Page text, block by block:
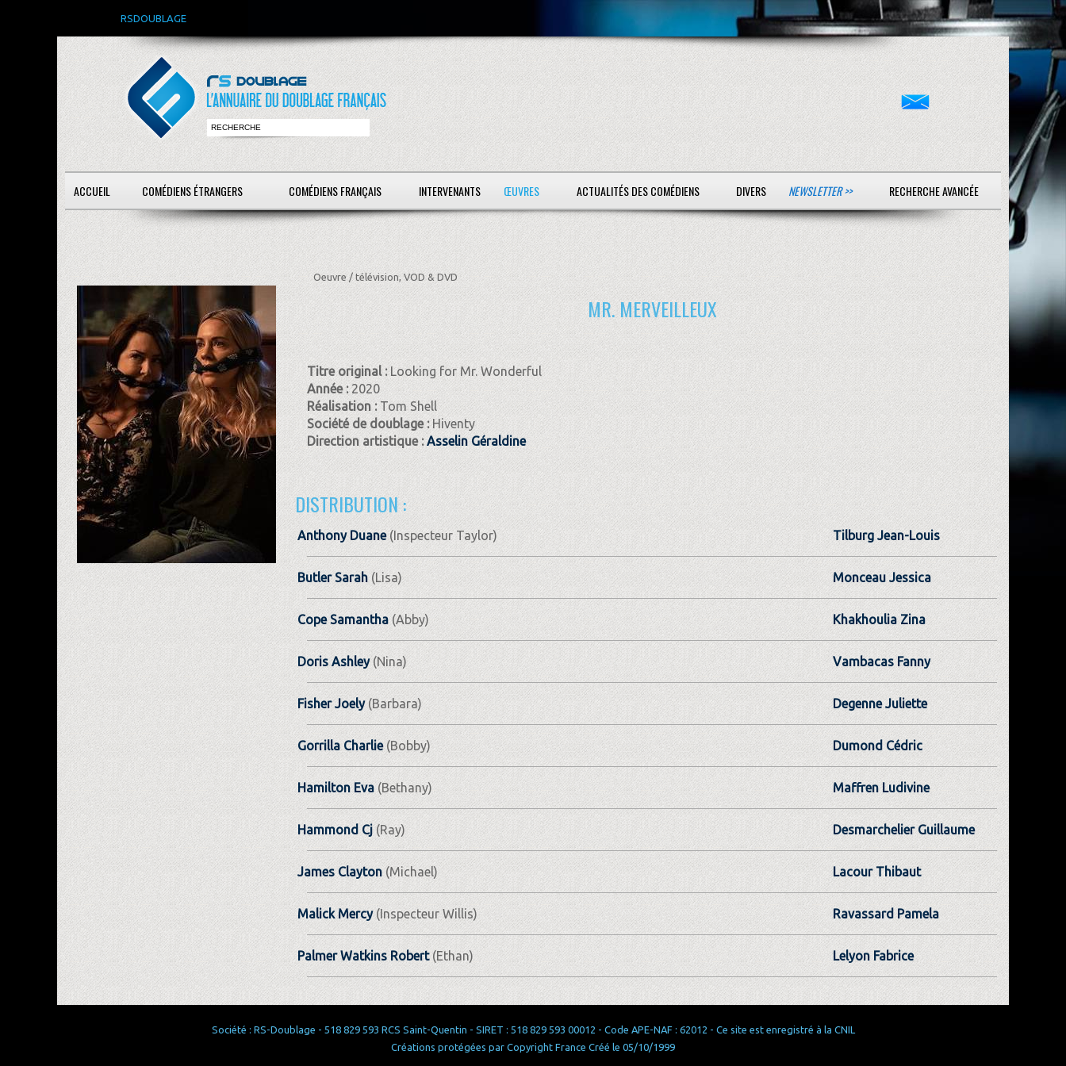
RSDOUBLAGE
ACCUEIL COMÉDIENS ÉTRANGERS COMÉDIENS FRANÇAIS INTERVENANTS ŒUVRES ACTUALITÉS DES COMÉDIENS DIVERS NEWSLETTER >> RECHERCHE AVANCÉE
Oeuvre / télévision, VOD & DVD
MR. MERVEILLEUX
Titre original :Looking for Mr. Wonderful
Année :2020
Réalisation :Tom Shell
Société de doublage :Hiventy
Direction artistique : Asselin Géraldine
DISTRIBUTION :
Anthony Duane(Inspecteur Taylor) Tilburg Jean-Louis
Butler Sarah(Lisa) Monceau Jessica
Cope Samantha (Abby) Khakhoulia Zina
Doris Ashley(Nina) Vambacas Fanny
Fisher Joely(Barbara) Degenne Juliette
Gorrilla Charlie(Bobby) Dumond Cédric
Hamilton Eva(Bethany) Maffren Ludivine
Hammond Cj(Ray) Desmarchelier Guillaume
James Clayton(Michael) Lacour Thibaut
Malick Mercy(Inspecteur Willis) Ravassard Pamela
Palmer Watkins Robert(Ethan) Lelyon Fabrice
Société : RS-Doublage - 518 829 593 RCS Saint-Quentin - SIRET : 518 829 593 00012 - Code APE-NAF : 62012 - Ce site est enregistré à la CNIL
Créations protégées par Copyright France Créé le 05/10/1999